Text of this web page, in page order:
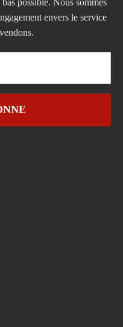
possible. Nous sommes
envers le service